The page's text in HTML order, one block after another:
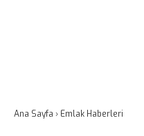
Ana Sayfa › Emlak Haberleri